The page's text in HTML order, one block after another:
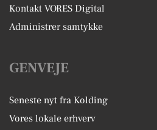
Kontakt VORES Digital
Administrer samtykke
GENVEJE
Seneste nyt fra Kolding
Vores lokale erhverv